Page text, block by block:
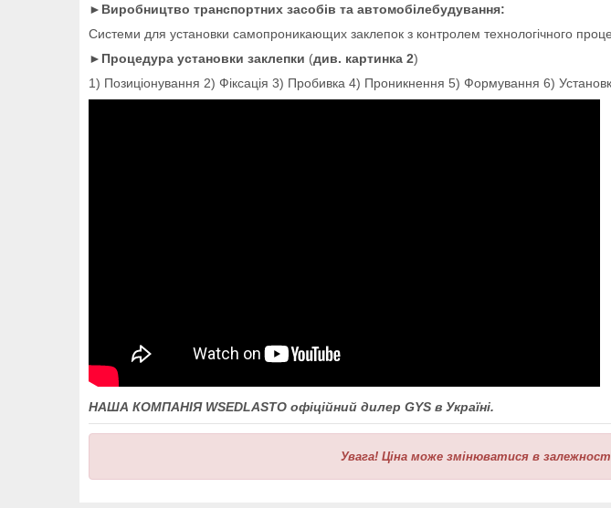
► Виробництво транспортних засобів та автомобілебудування:
Системи для установки самопроникающих заклепок з контролем технологічного
► Процедура установки заклепки (див. картинка 2)
1) Позиціонування 2) Фіксація 3) Пробивка 4) Проникнення 5) Формування 6)
НАША КОМПАНІЯ WSEDLASTO офіційний дилер GYS в Україні.
Увага! Ціна може змінюватися в